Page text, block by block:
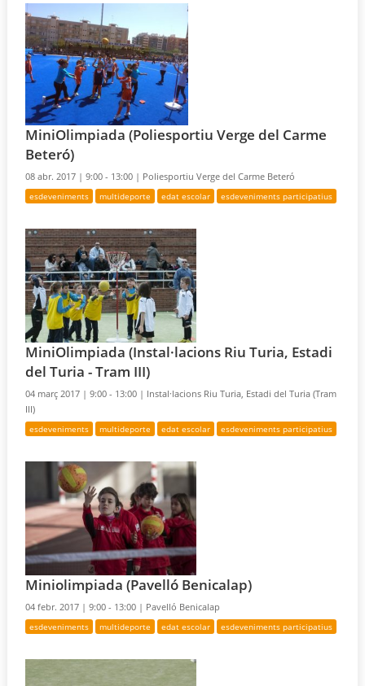
MiniOlimpiada (Poliesportiu Verge del Carme
Beteró)
08 abr. 2017 |9:00 - 13:00 | Poliesportiu Verge del Carme Beteró
esdeveniments multideporte edat escolar esdeveniments participatius
MiniOlimpiada (Instal·lacions Riu Turia, Estadi
del Turia - Tram III)
04 març 2017 |9:00 - 13:00 | Instal·lacions Riu Turia, Estadi del Turia (Tram
III)
esdeveniments multideporte edat escolar esdeveniments participatius
Miniolimpiada (Pavelló Benicalap)
04 febr. 2017 |9:00 - 13:00 | Pavelló Benicalap
esdeveniments multideporte edat escolar esdeveniments participatius